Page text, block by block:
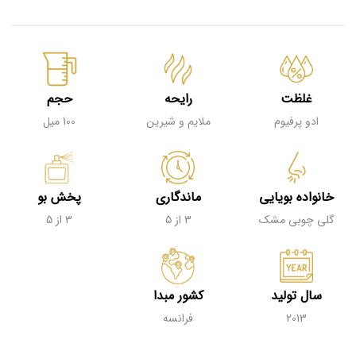
غلظت
ادو پرفیوم
رایحه
ملایم و شیرین
حجم
100 میل
خانواده بویایی
گلی‌ چوبی مشک
ماندگاری
3 از 5
پخش بو
3 از 5
سال تولید
2013
کشور مبدا
فرانسه